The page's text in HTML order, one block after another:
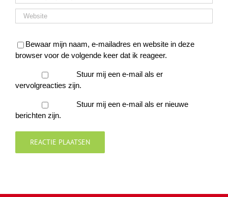
Bewaar mijn naam, e-mailadres en website in deze
browser voor de volgende keer dat ik reageer.
Stuur mij een e-mail als er
vervolgreacties zijn.
Stuur mij een e-mail als er nieuwe
berichten zijn.